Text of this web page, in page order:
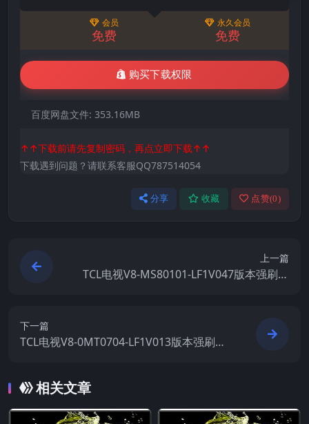
会员
免费
永久会员
免费
购买下载权限
百度网盘文件: 353.16MB
↑↑下载前请先复制密码，再点立即下载↑↑
下载遇到问题？请联系客服QQ787514054
分享 收藏 点赞(0)
上一篇
TCL电视V8-MS80101-LF1V047版本强刷电
下一篇
TCL电视V8-0MT0704-LF1V013版本强刷电
相关文章